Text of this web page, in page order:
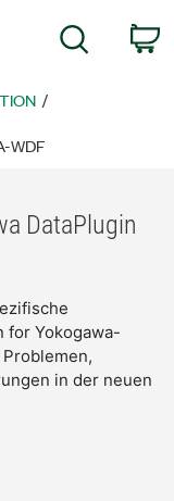
Suche
WDF
DataPlugin
for Yokogawa-
in der neuen